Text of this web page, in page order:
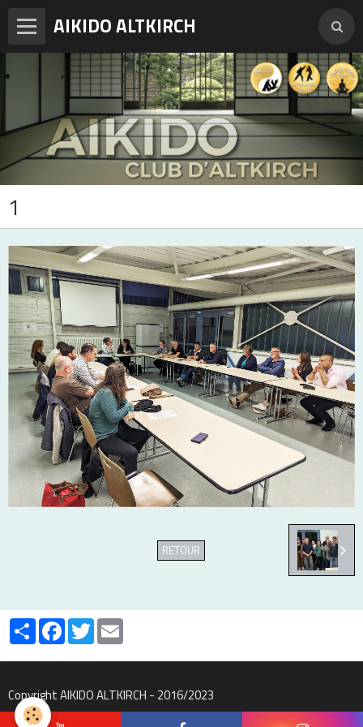
AIKIDO ALTKIRCH
Accueil
Enseignements
Photos
Vidéos
Adresses et horaires
Tarifs et inscription
Contact
1
RETOUR
PartagerFacebook
Twitter
Copyright AIKIDO ALTKIRCH - 2016/2023